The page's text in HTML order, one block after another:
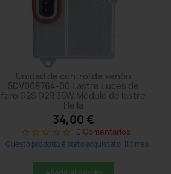
Unidad de control de xenón
5DV008764-00 Lastre Luces de
faro D2S D2R 35W Módulo de lastre
Hella
34,00 €
star_border star_border star_border star_border star_border 0 Comentarios
Questo prodotto è stato acquistato: 11 times